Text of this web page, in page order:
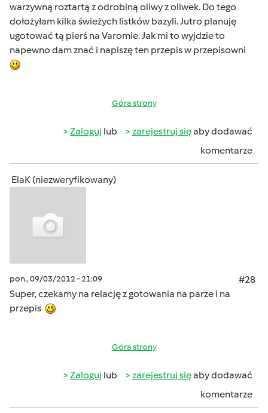
warzywną roztartą z odrobiną oliwy z oliwek. Do tego
dołożyłam kilka świeżych listków bazyli. Jutro planuję
ugotować tą pierś na Varomie. Jak mi to wyjdzie to
napewno dam znać i napiszę ten przepis w przepisowni
Góra strony
Zaloguj lub zarejestruj sięaby dodawać
komentarze
ElaK (niezweryfikowany)
pon., 09/03/2012 - 21:09
#28
Super, czekamy na relację z gotowania na parze i na
przepis
Góra strony
Zaloguj lub zarejestruj sięaby dodawać
komentarze